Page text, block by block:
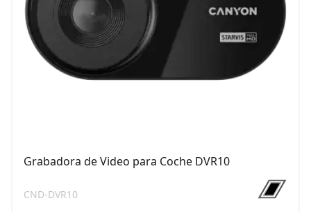
Grabadora de Video para Coche DVR10
CND-DVR10